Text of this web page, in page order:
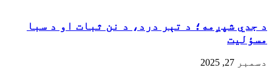
د جدي شپږمه؛ د تېر درد، د نن ثبات او د سبا
مسؤلیت
دسمبر 27, 2025